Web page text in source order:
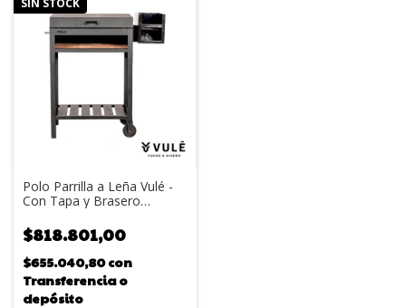
Polo Parrilla a Leña Vulé -
Con Tapa y Brasero
$818.801,00
$655.040,80con
Transferencia o
depósito